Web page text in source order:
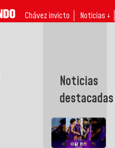
Chávez invicto Noticias ↓
Noticias
destacadas